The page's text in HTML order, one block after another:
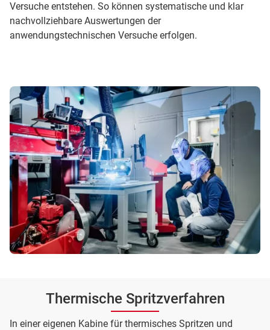
Versuche entstehen. So können systematische und klar
nachvollziehbare Auswertungen der
anwendungstechnischen Versuche erfolgen.
Thermische Spritzverfahren
In einer eigenen Kabine für thermisches Spritzen und